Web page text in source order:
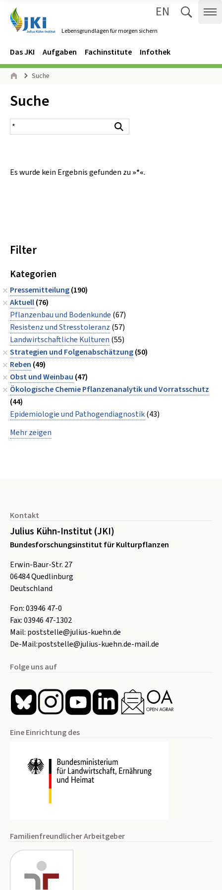
Lebensgrundlagen für morgen sichern
EN
Navigation
Hauptmenü
Das JKI Aufgaben Fachinstitute Infothek
Seitenpfad
Suche
Inhalt:
Suche
Suchergebnis
Es wurde kein Ergebnis gefunden zu »*«.
Filter
Kategorien
Pressemitteilung(190)
Aktuell(76)
Pflanzenbau und Bodenkunde (67)
Resistenz und Stresstoleranz (57)
Landwirtschaftliche Kulturen (55)
Strategien und Folgenabschätzung(50)
Reben (49)
Obst und Weinbau (47)
Ökologische Chemie Pflanzenanalytik und Vorratsschutz
(44)
Epidemiologie und Pathogendiagnostik(43)
Mehr zeigen
Kontakt
Julius Kühn-Institut (JKI)
Bundesforschungsinstitut für Kulturpflanzen
Erwin-Baur-Str. 27
06484Quedlinburg
Deutschland
Fon:03946 47-0
Fax:03946 47-1302
Mail: poststelle@julius-kuehn.de
De-Mail:poststelle@julius-kuehn.de-mail.de
Folge uns auf
Eine Einrichtung des
Familienfreundlicher Arbeitgeber